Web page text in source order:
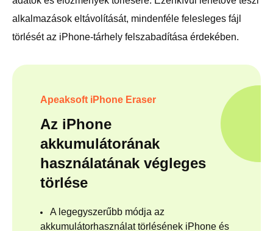
alkalmazások eltávolítását, mindenféle felesleges fájl
törlését az iPhone-tárhely felszabadítása érdekében.
Apeaksoft iPhone Eraser
Az iPhone
akkumulátorának
használatának végleges
törlése
A legegyszerűbb módja az
akkumulátorhasználat törlésének iPhone és